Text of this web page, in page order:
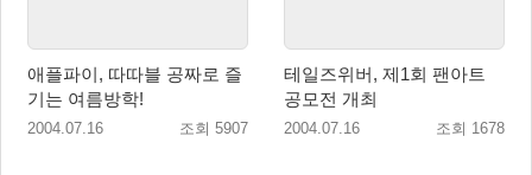
애플파이, 따따블 공짜로 즐
기는 여름방학!
2004.07.16 조회 5907
테일즈위버, 제1회 팬아트
공모전 개최
2004.07.16 조회 1678